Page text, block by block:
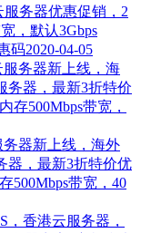
服务器优惠促销，2
，默认3Gbps
码2020-04-05
务器新上线，海外
器，最新3折特价优
500Mbps带宽，40